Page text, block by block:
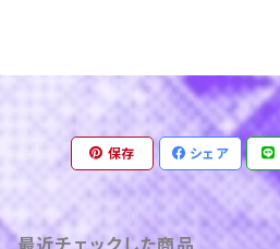
保存 シェア
最近チェックした商品